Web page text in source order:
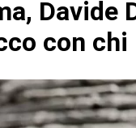
Davide
con chi